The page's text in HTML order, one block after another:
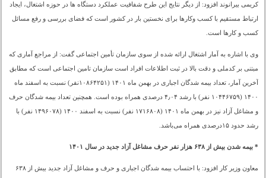
کریمی بیرانوند افزود: از دیگر نتایج این طرح شفافیت عملکرد دستگاه ها در حوزه اشتغال، ایجاد
ارتباط مستقیم با کسب وکارها برای نخستین بار در کشور است که فضای بررسی و رفع مسائل
کسب و کارها است.
وی با اشاره به آمار اشتغال ارائه شده از سوی سازمان تأمین اجتماعی گفت: از مراجع آماری که
مبتنی بر کدملی و دقت بالا در ثبت اطلاعات افراد است سازمان تامین اجتماعی است که مطابق
آخرین آمار، تعداد بیمه شدگان اجباری در بهمن ماه ۱۴۰۱ (۱۰۸۶۴۲۵۱نفر) نسبت به اسفند ماه
۱۴۰۰ (۱۰۴۴۶۷۵۹ نفر) با رشد ۴٫۰۴ درصدی همراه بوده است. همچنین تعداد بیمه شدگان حرف
و مشاغل آزاد نیز در بهمن ماه ۱۴۰۱ (۱۷۱۶۸۰۸ نفر) نسبت به اسفند ۱۴۰۰ (۱۴۹۶۰۷۸ نفر) با
رشد حدود ۱۵درصدی همراه می‌باشد.
* بیمه شدن بیش از ۶۳۸ هزار نفر حرف مشاغل آزاد جدید در سال ۱۴۰۱
معاون وزیر کار افزود: با احتساب بیمه شدگان اجباری و حرف و مشاغل آزاد جدید بیش از ۶۳۸